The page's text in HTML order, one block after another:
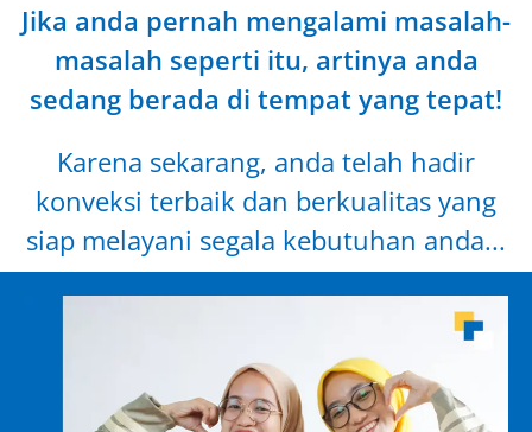
Jika anda pernah mengalami masalah-
masalah seperti itu, artinya anda
sedang berada di tempat yang tepat!
Karena sekarang, anda telah hadir
konveksi terbaik dan berkualitas yang
siap melayani segala kebutuhan anda...